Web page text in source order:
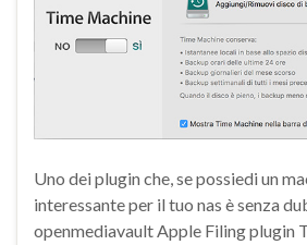
Uno dei plugin che, se possiedi un
interessante per il tuo nas è senza
openmediavault Apple Filing plugin